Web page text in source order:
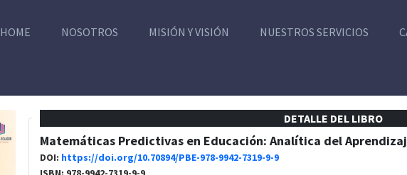
HOME NOSOTROS MISIÓN Y VISIÓN NUESTROS SERVICIOS
DETALLE DEL LIBRO
Matemáticas Predictivas en Educación: Analítica del
DOI: https://doi.org/10.70894/PBE-978-9942-7319-9-9